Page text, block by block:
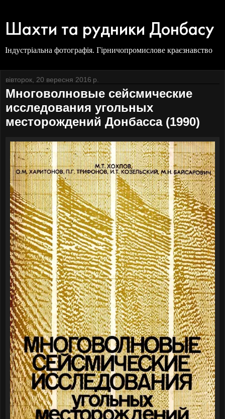
Шахти та рудники Донбасу
Індустріальна фотографія. Гірничопромислове краєзнавство
вівторок, 20 вересня 2016 р.
Многоволновые сейсмические
исследования угольных
месторождений Донбасса (1990)